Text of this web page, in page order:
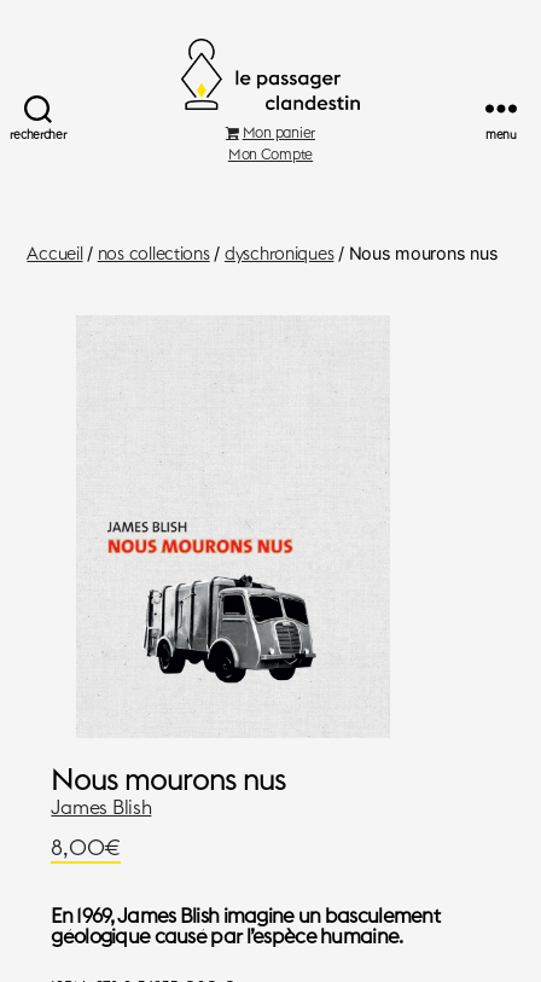
rechercher
Passager
Mon panier
Mon Compte
menu
Accueil/ nos collections/ dyschroniques/ Nous mourons nus
Nous mourons nus
James Blish
8,00€
En 1969, James Blish imagine un basculement
géologique causé par l’espèce humaine.